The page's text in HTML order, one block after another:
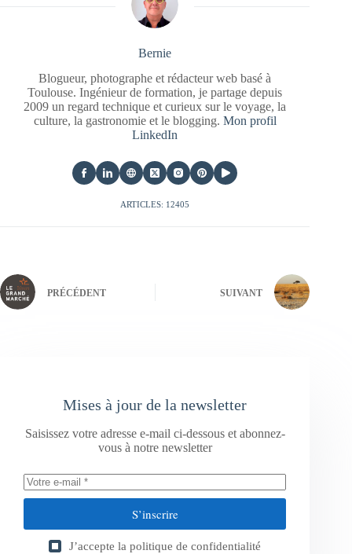
Bernie
Blogueur, photographe et rédacteur web basé à
Toulouse. Ingénieur de formation, je partage depuis
2009 un regard technique et curieux sur le voyage, la
culture, la gastronomie et le blogging. Mon profil
LinkedIn
ARTICLES: 12405
PRÉCÉDENT SUIVANT
Mises à jour de la newsletter
Saisissez votre adresse e-mail ci-dessous et abonnez-
vous à notre newsletter
S’inscrire
J’accepte la politique de confidentialité